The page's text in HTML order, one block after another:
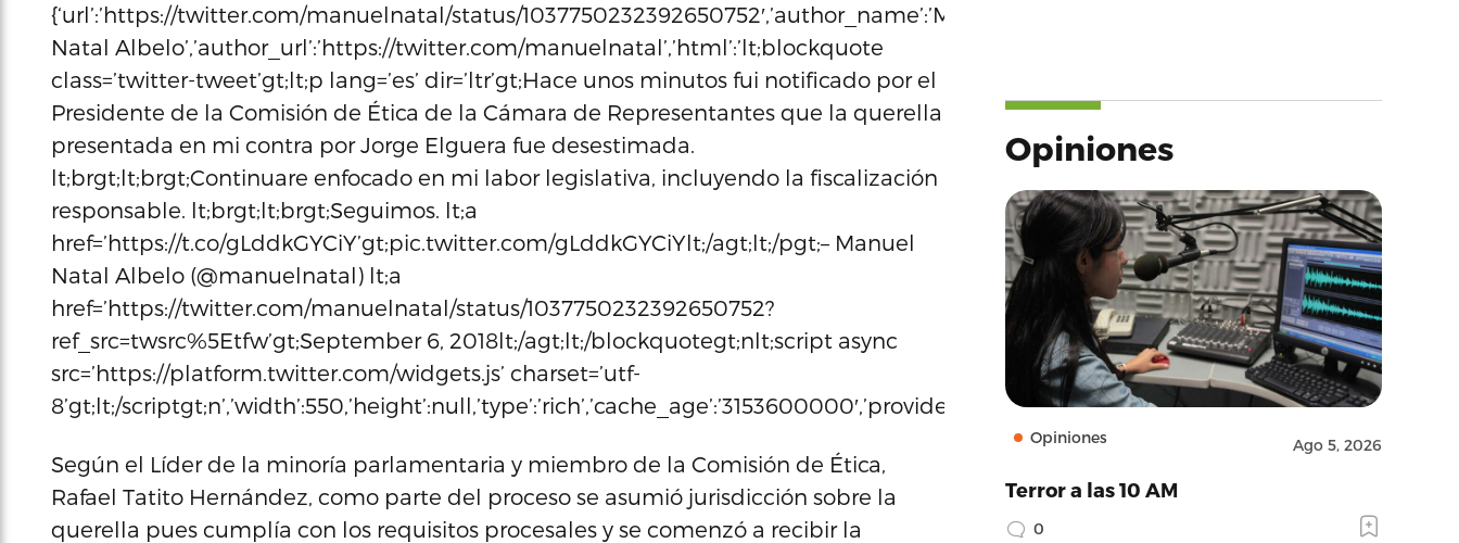
{‘url’:’https://twitter.com/manuelnatal/status/1037750232392650752′,’author_name’:’Manuel
Natal Albelo’,’author_url’:’https://twitter.com/manuelnatal’,’html’:’lt;blockquote
class=’twitter-tweet’gt;lt;p lang=’es’ dir=’ltr’gt;Hace unos minutos fui notificado por el
Presidente de la Comisión de Ética de la Cámara de Representantes que la querella
presentada en mi contra por Jorge Elguera fue desestimada.
lt;brgt;lt;brgt;Continuare enfocado en mi labor legislativa, incluyendo la fiscalización
responsable. lt;brgt;lt;brgt;Seguimos. lt;a
href=’https://t.co/gLddkGYCiY’gt;pic.twitter.com/gLddkGYCiYlt;/agt;lt;/pgt;– Manuel
Natal Albelo (@manuelnatal) lt;a
href=’https://twitter.com/manuelnatal/status/1037750232392650752?
ref_src=twsrc%5Etfw’gt;September 6, 2018lt;/agt;lt;/blockquotegt;nlt;script async
src=’https://platform.twitter.com/widgets.js’ charset=’utf-
8’gt;lt;/scriptgt;n’,’width’:550,’height’:null,’type’:’rich’,’cache_age’:’3153600000′,’provider_name’:’Twitter’,’provider_url’:’https://
Según el Líder de la minoría parlamentaria y miembro de la Comisión de Ética,
Rafael Tatito Hernández, como parte del proceso se asumió jurisdicción sobre la
querella pues cumplía con los requisitos procesales y se comenzó a recibir la
Opiniones
Opiniones Ago 5, 2026
Terror a las 10 AM
0